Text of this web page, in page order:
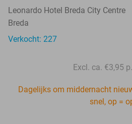
Leonardo Hotel Breda City Centre
Breda
Verkocht: 227
Excl. ca. €3,95
Dagelijks om middernacht
snel, op =